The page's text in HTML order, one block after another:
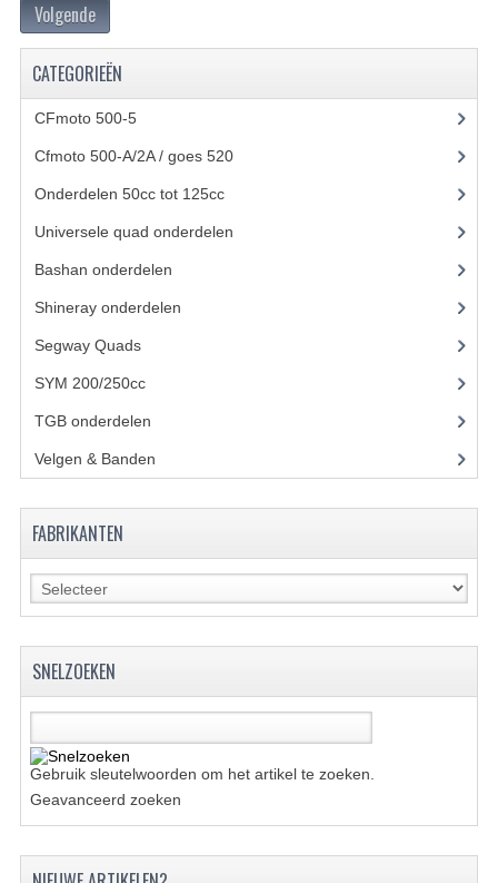
GEREEDSCHAP
BASHAN 250-11B
KOEL SYSTEEM
REM SYSTEEM
SCHOKBREKERS
UITLAAT SYSTEEM
VERLICHTING
Volgende
CATEGORIEËN
CFmoto 500-5(5)
Cfmoto 500-A/2A / goes 520(347)
Onderdelen 50cc tot 125cc(49)
Universele quad onderdelen
Bashan onderdelen
Shineray onderdelen
Segway Quads(6)
SYM 200/250cc(15)
TGB onderdelen
Velgen & Banden
FABRIKANTEN
SNELZOEKEN
Gebruik sleutelwoorden om het artikel te zoeken.
Geavanceerd zoeken